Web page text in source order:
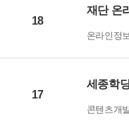
18
재단 온
온라인정
17
세종학
콘텐츠개